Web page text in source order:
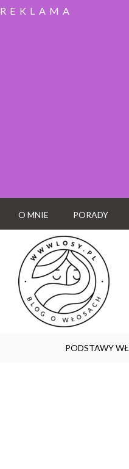
REKLAMA
O MNIE PORADY
PODSTAWY